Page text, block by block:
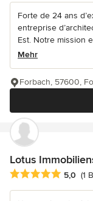
Forte de 24 ans
entreprise
Est. Notre mission
Mehr
Forbach, 57600,
Lotus
Durchschnittliche
5,0 (1